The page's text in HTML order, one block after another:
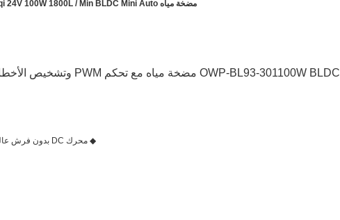
مضخة مياه Junqi 24V 100W 1800L / Min BLDC Mini Auto لتوزيع المبرد ،
OWP-BL93-301100W BLDC مضخة مياه مع تحكم PWM وتشخيص الأخطاء مضخة كولانت ، مضخة جليكول ، مضخة مياه BDC
◆ محرك DC بدون فرش عالي الكفاءة ، استهلاك منخفض للطاقة ، كفاءة عالية ، عمر خدمة طويل.